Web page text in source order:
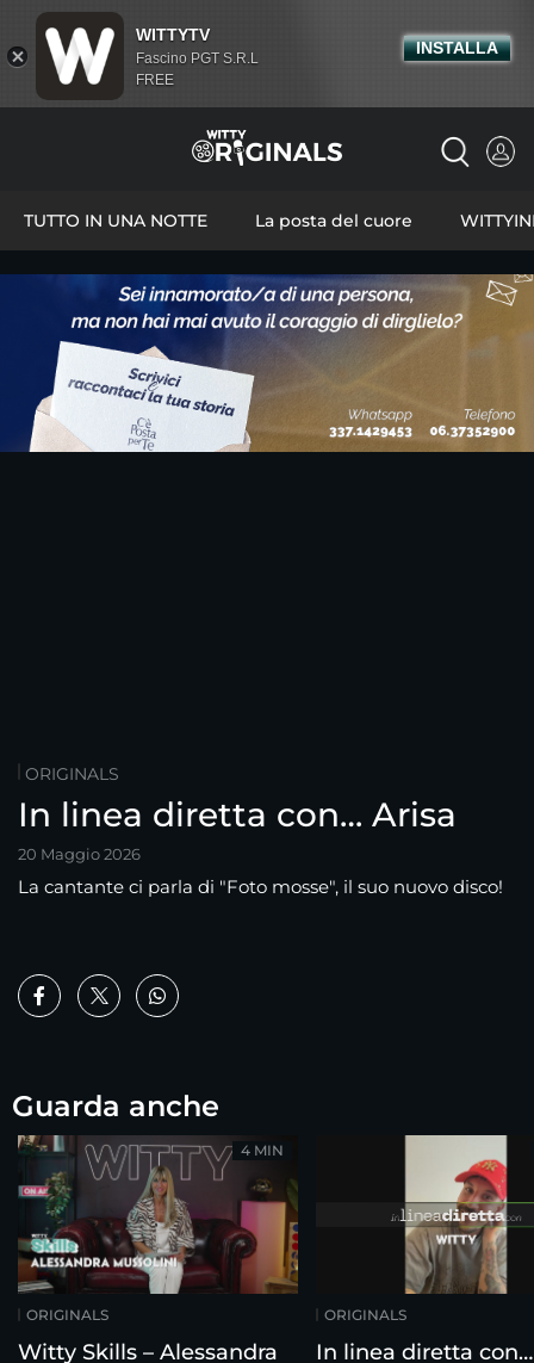
TUTTO IN UNA NOTTE La posta del cuore
ORIGINALS
In linea diretta con… Arisa
20 Maggio 2026
La cantante ci parla di "Foto mosse", il suo nuovo disco!
Guarda anche
ORIGINALS
Witty Skills – Alessandra
4 MIN
ORIGINALS
In linea diretta con…
WITTYTV
Fascino PGT S.R.L
FREE
INSTALLA